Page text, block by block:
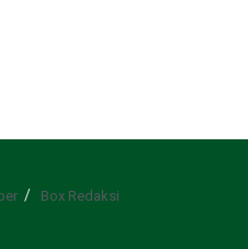
Box Redaksi